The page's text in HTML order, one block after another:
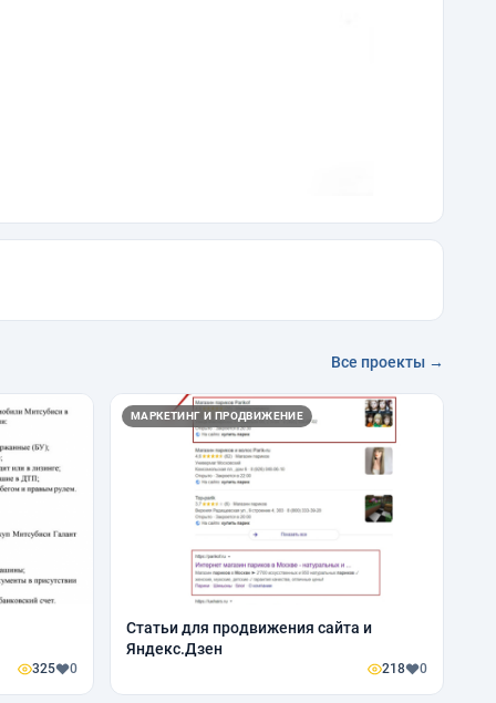
Все проекты →
325 0
МАРКЕТИНГ И ПРОДВИЖЕНИЕ
Статьи для продвижения сайта и
Яндекс.Дзен
218 0